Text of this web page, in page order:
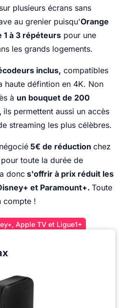
plusieurs écrans sans
au grenier puisqu'Orange
à 3 répéteurs pour une
les grands logements.
inclus, compatibles
haute défintion en 4K. Non
à un bouquet de 200
ils permettent aussi un accès
streaming les plus célèbres.
5€ de réduction chez
toute la durée de
donc s'offrir à prix réduit les
et Paramount+. Toute
compte !
Apple TV et Ligue1+